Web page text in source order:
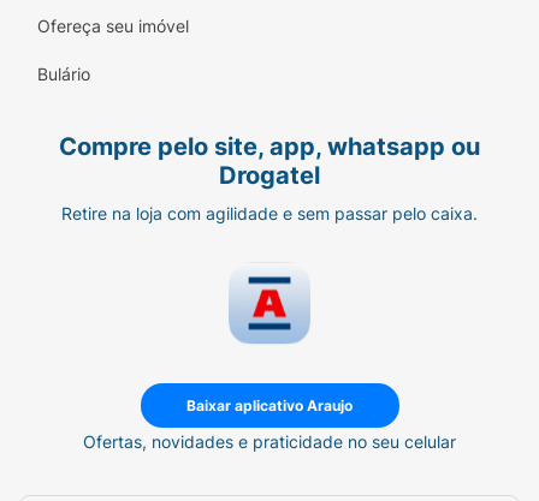
Ofereça seu imóvel
Bulário
Compre pelo site, app, whatsapp ou
Drogatel
Retire na loja com agilidade e sem passar pelo caixa.
Baixar aplicativo Araujo
Ofertas, novidades e praticidade no seu celular